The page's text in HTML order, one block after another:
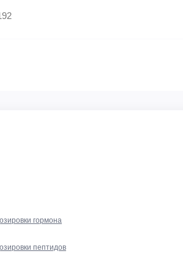
гормона
пептидов